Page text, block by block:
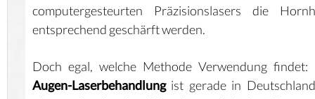
computergesteurten Präzisionslasers die
entsprechend geschärft werden.
Doch egal, welche Methode Verwendung findet:
Augen-Laserbehandlungist gerade in